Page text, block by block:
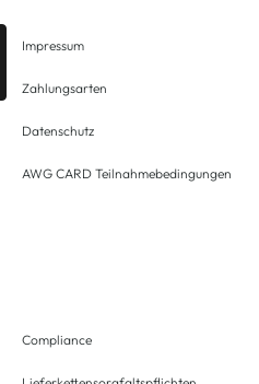
Impressum
Zahlungsarten
Datenschutz
AWG CARD Teilnahmebedingungen
Compliance